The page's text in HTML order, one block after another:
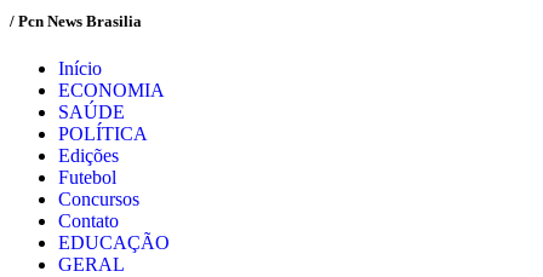
/ Pcn News Brasilia
Início
ECONOMIA
SAÚDE
POLÍTICA
Edições
Futebol
Concursos
Contato
EDUCAÇÃO
GERAL